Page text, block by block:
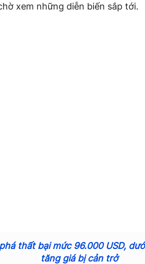
xem những diễn biến sắp tới.
thất bại mức 96.000 USD,
tăng giá bị cản trở